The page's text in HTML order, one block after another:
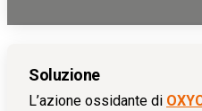
Soluzione
L’azione ossidante di